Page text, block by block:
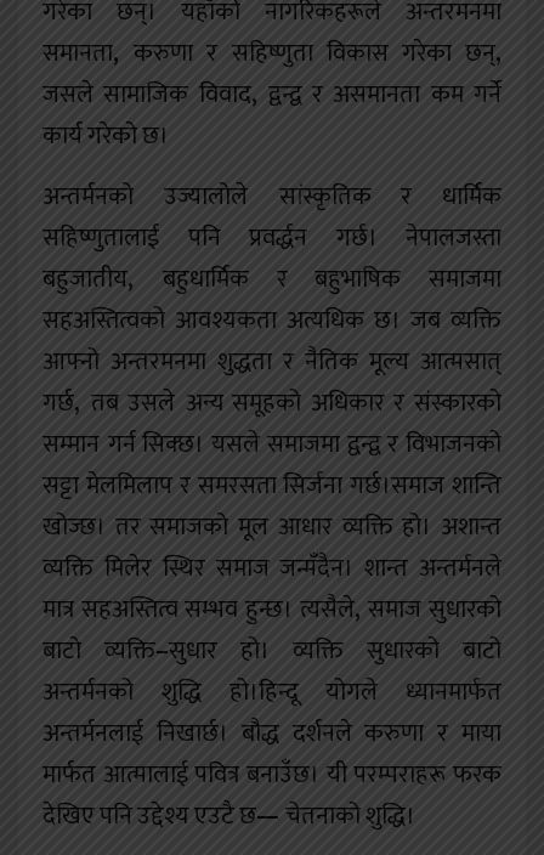
गरेका छन्। यहाँको नागरिकहरूले अन्तरमनमा
समानता,करुणा र सहिष्णुता विकास गरेका छन्,
जसले सामाजिक विवाद, द्वन्द्व र असमानता कम गर्ने
कार्य गरेको छ।
अन्तर्मनको उज्यालोले
सांस्कृतिक र धार्मिक
सहिष्णुतालाई पनि प्रवर्द्धन गर्छ। नेपालजस्ता
बहुजातीय, बहुधार्मिक र बहुभाषिक समाजमा
सहअस्तित्वको आवश्यकता अत्यधिक छ। जब व्यक्ति
आफ्नो अन्तरमनमा शुद्धता र नैतिक मूल्य आत्मसात्
गर्छ, तब उसले अन्य समूहको अधिकार र संस्कारको
सम्मान गर्न सिक्छ। यसले समाजमा द्वन्द्व र विभाजनको
सट्टा मेलमिलाप र समरसता सिर्जना गर्छ।समाज शान्ति
खोज्छ। तर समाजको मूल आधार व्यक्ति हो। अशान्त
व्यक्ति मिलेर स्थिर समाज जन्मँदैन। शान्त अन्तर्मनले
मात्र सहअस्तित्व सम्भव हुन्छ। त्यसैले,समाज सुधारको
बाटो व्यक्ति–सुधार हो। व्यक्ति सुधारको बाटो
अन्तर्मनको शुद्धि हो।हिन्दू योगले ध्यानमार्फत
अन्तर्मनलाई निखार्छ। बौद्ध दर्शनले करुणा र माया
मार्फत आत्मालाई पवित्र बनाउँछ। यी परम्पराहरू फरक
देखिए पनि उद्देश्य एउटै छ—चेतनाको शुद्धि।